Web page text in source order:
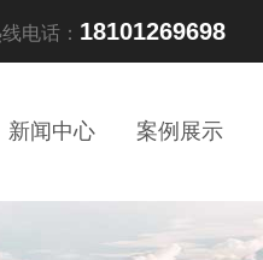
电话： 18101269698
新闻中心 案例展示